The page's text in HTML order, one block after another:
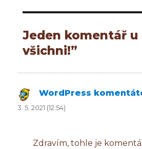
Jeden komentář u
všichni!”
WordPress
3. 5. 2021 (12:54)
Zdravím, tohle je